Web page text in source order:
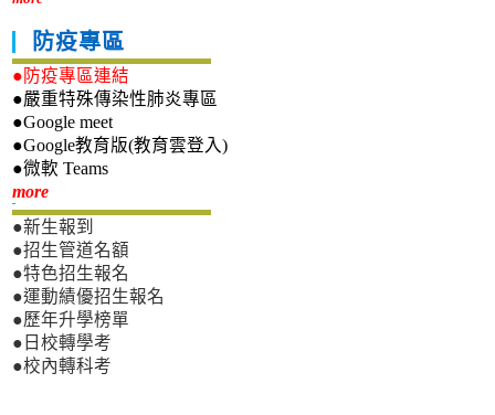
防疫專區
●防疫專區連結
●嚴重特殊傳染性肺炎專區
●Google meet
●Google教育版(教育雲登入)
●微軟 Teams
more新生專區
●新生報到
●招生管道名額
●特色招生報名
●運動績優招生報名
●歷年升學榜單
●日校轉學考
●校內轉科考